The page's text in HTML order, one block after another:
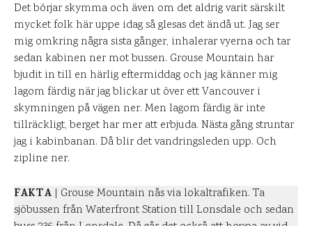
Det börjar skymma och även om det aldrig varit särskilt
mycket folk här uppe idag så glesas det ändå ut. Jag ser
mig omkring några sista gånger, inhalerar vyerna och tar
sedan kabinen ner mot bussen. Grouse Mountain har
bjudit in till en härlig eftermiddag och jag känner mig
lagom färdig när jag blickar ut över ett Vancouver i
skymningen på vägen ner. Men lagom färdig är inte
tillräckligt, berget har mer att erbjuda. Nästa gång struntar
jag i kabinbanan. Då blir det vandringsleden upp. Och
zipline ner.
FAKTA | Grouse Mountain nås via lokaltrafiken. Ta
sjöbussen från Waterfront Station till Lonsdale och sedan